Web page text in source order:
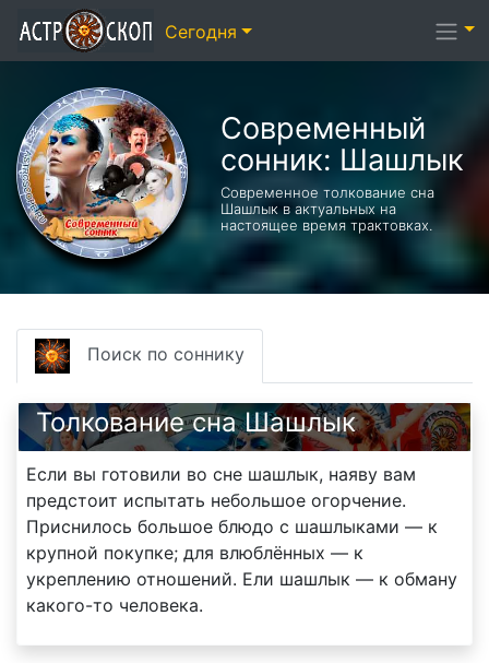
Современный
сонник: Шашлык
Современное толкование сна
Шашлык в актуальных на
настоящее время трактовках.
Поиск по соннику
Толкование сна Шашлык
Если вы готовили во сне шашлык, наяву вам
предстоит испытать небольшое огорчение.
Приснилось большое блюдо с шашлыками — к
крупной покупке; для влюблённых — к
укреплению отношений. Ели шашлык — к обману
какого-то человека.
Сегодня